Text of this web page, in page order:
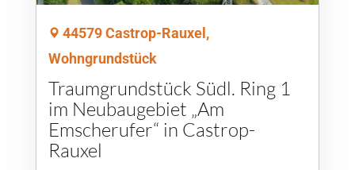
44579 Castrop-Rauxel,
Wohngrundstück
Traumgrundstück Südl. Ring 1
im Neubaugebiet „Am
Emscherufer“ in Castrop-
Rauxel